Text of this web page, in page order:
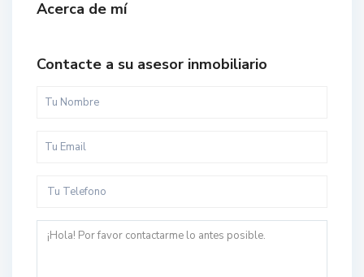
Acerca de mí
Contacte a su asesor inmobiliario